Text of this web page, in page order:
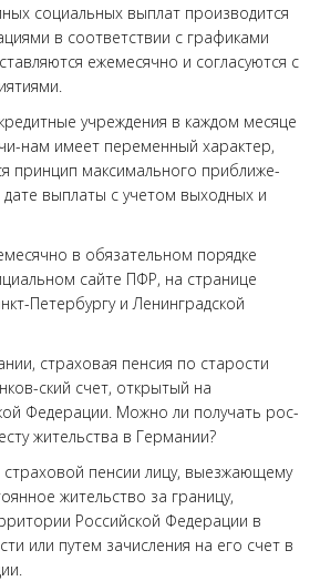
социальных выплат производится
в соответствии с графиками
ежемесячно и согласуются с
учреждения в каждом месяце
нам имеет переменный характер,
принцип максимального приближе-
выплаты с учетом выходных и
в обязательном порядке
сайте ПФР, на странице
Петербургу и Ленинградской
страховая пенсия по старости
ский счет, открытый на
Федерации. Можно ли получать рос-
жительства в Германии?
пенсии лицу, выезжающему
жительство за границу,
Российской Федерации в
или путем зачисления на его счет в